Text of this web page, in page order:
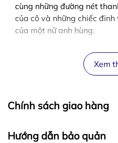
cùng những đường nét
của cô và những chiếc
của một nữ anh hùng.
Xem
Chính sách giao hàng
Hướng dẫn bảo quản